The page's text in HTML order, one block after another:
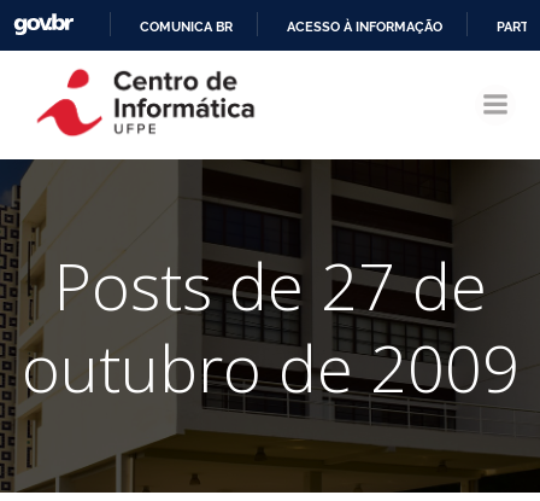
CONTEÚDO
COMUNICA BR ACESSO À INFORMAÇÃO
Posts de 27 de
outubro de 2009